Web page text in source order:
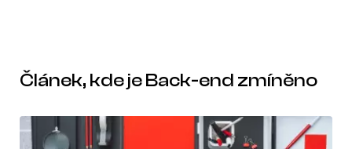
Článek, kde je Back-end zmíněno